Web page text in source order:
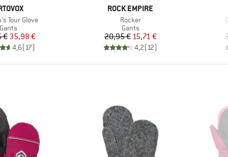
Tour Glove
Product group
Gants
Prix
€Prix réduit
35,98 €
4,6(17)
MARQUE
ROCK EMPIRE
Article
Rocker
Product group
Gants
Prix
20,95 €Prix réduit
15,71 €
4,2(12)